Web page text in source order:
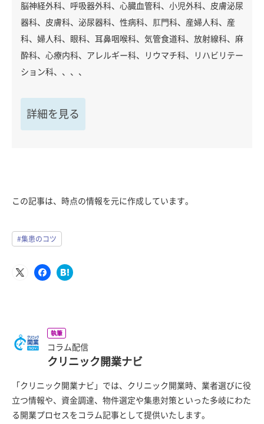
脳神経外科、呼吸器外科、心臓血管科、小児外科、皮膚泌尿
器科、皮膚科、泌尿器科、性病科、肛門科、産婦人科、産
科、婦人科、眼科、耳鼻咽喉科、気管食道科、放射線科、麻
酔科、心療内科、アレルギー科、リウマチ科、リハビリテー
ション科、、、、
詳細を見る
この記事は、時点の情報を元に作成しています。
#集患のコツ
執筆
コラム配信
クリニック開業ナビ
「クリニック開業ナビ」では、クリニック開業時、業者選びに役
立つ情報や、資金調達、物件選定や集患対策といった多岐にわた
る開業プロセスをコラム記事として提供いたします。